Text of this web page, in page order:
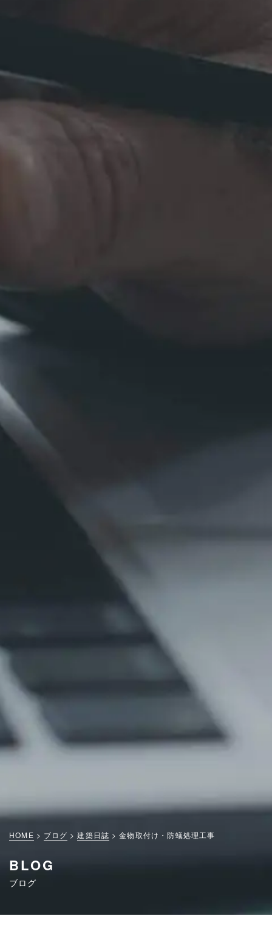
HOME ブログ 建築日誌 金物取付け・防蟻処理工事
BLOG
ブログ